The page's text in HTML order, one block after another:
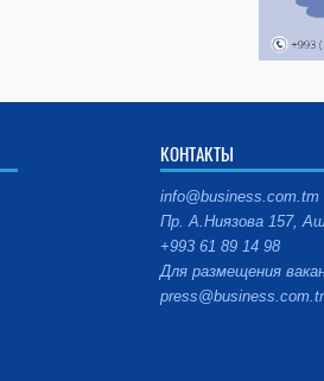
КОНТАКТЫ
info@business.com.tm
Пр. А.Ниязова 157,
+993 61 89 14 98
Для размещения